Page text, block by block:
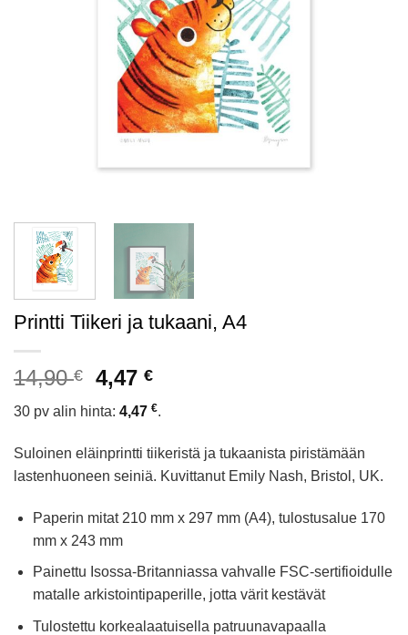
Printti Tiikeri ja tukaani, A4
14,90€
Alkuperäinen
oli:
14,90 €.
4,47€Nykyinen
hinta
on:
4,47 €.
30 pv alin hinta: 4,47 €.
Suloinen eläinprintti tiikeristä ja tukaanista piristämään
lastenhuoneen seiniä. Kuvittanut Emily Nash, Bristol, UK.
Paperin mitat 210 mm x 297 mm (A4), tulostusalue 170
mm x 243 mm
Painettu Isossa-Britanniassa vahvalle FSC-sertifioidulle
matalle arkistointipaperille, jotta värit kestävät
Tulostettu korkealaatuisella patruunavapaalla